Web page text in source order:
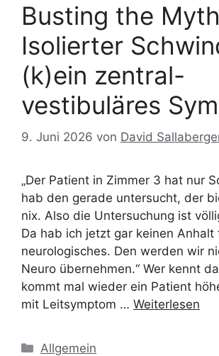
Busting the
Isolierter
(k)ein zentral-
vestibuläres
9. Juni 2026 von David
„Der Patient in Zimmer 3 hat nur
hab den gerade untersucht, der
nix. Also die Untersuchung ist
Da hab ich jetzt gar keinen Anhalt
neurologisches. Den werden wir
Neuro übernehmen.“ Wer kennt
kommt mal wieder ein Patient
mit Leitsymptom … Weiterlesen
Kategorien
Allgemein